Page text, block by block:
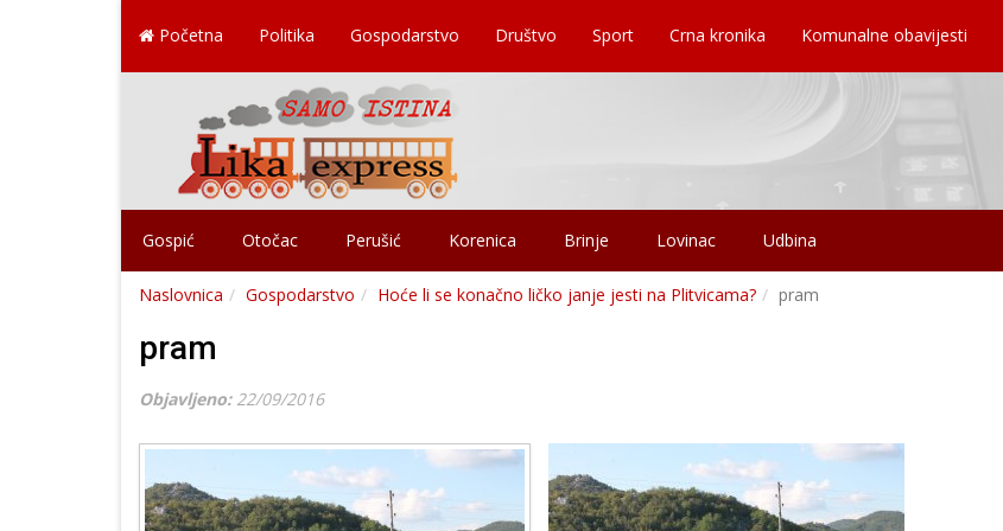
Početna Politika Gospodarstvo Društvo Sport Crna kronika Komunalne obavijesti
Gospić Otočac Perušić Korenica Brinje Lovinac Udbina
Naslovnica Gospodarstvo Hoće li se konačno ličko janje jesti na Plitvicama? pram
pram
Objavljeno: 22/09/2016